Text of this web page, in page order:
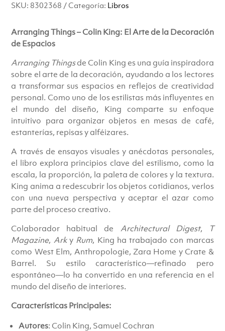
original
era:
€69.00.
actual
es:
€59.00.
SKU: 8302368 Categoría: Libros
Arranging Things – Colin King: El Arte de la Decoración
de Espacios
Arranging Thingsde Colin King es una guía inspiradora
sobre el arte de la decoración, ayudando a los lectores
a transformar sus espacios en reflejos de creatividad
personal. Como uno de los estilistas más influyentes en
el mundo del diseño, King comparte su enfoque
intuitivo para organizar objetos en mesas de café,
estanterías, repisas y alféizares.
A través de ensayos visuales y anécdotas personales,
el libro explora principios clave del estilismo, como la
escala, la proporción, la paleta de colores y la textura.
King anima a redescubrir los objetos cotidianos, verlos
con una nueva perspectiva y aceptar el azar como
parte del proceso creativo.
Colaborador habitual de Architectural Digest,
T
Magazine, Arky Rum, King ha trabajado con marcas
como West Elm, Anthropologie, Zara Home y Crate &
Barrel. Su estilo característico—refinado pero
espontáneo—lo ha convertido en una referencia en el
mundo del diseño de interiores.
Características Principales:
Autores: Colin King, Samuel Cochran